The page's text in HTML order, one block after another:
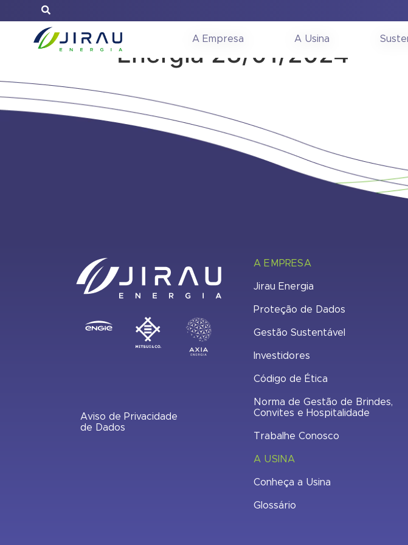
A Empresa A Usina
Relatório de Acionistas
Energia 23/01/2024
Aviso de Privacidade
de Dados
A EMPRESA
Jirau Energia
Proteção de Dados
Gestão Sustentável
Investidores
Código de Ética
Norma de Gestão de Brindes,
Convites e Hospitalidade
Trabalhe Conosco
A USINA
Conheça a Usina
Glossário